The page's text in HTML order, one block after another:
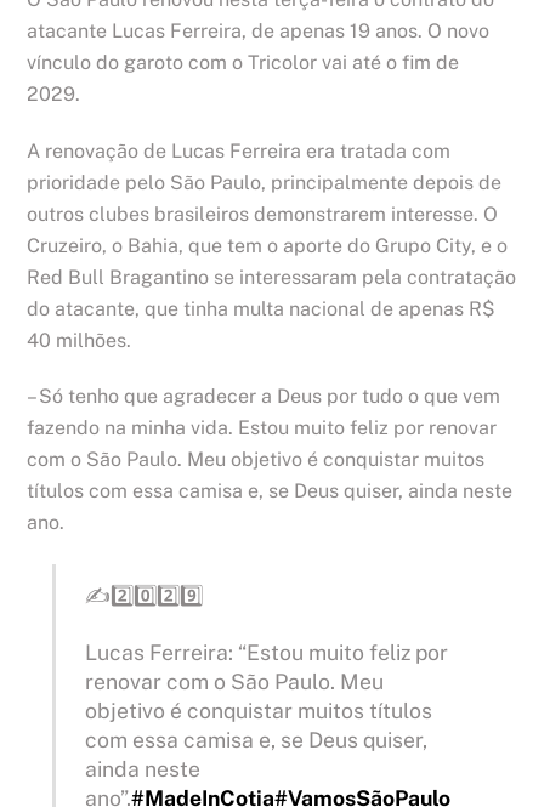
atacante Lucas Ferreira, de apenas 19 anos. O novo
vínculo do garoto com o Tricolor vai até o fim de
2029.
A renovação de Lucas Ferreira era tratada com
prioridade pelo São Paulo, principalmente depois de
outros clubes brasileiros demonstrarem interesse. O
Cruzeiro, o Bahia, que tem o aporte do Grupo City, e o
Red Bull Bragantino se interessaram pela contratação
do atacante, que tinha multa nacional de apenas R$
40 milhões.
– Só tenho que agradecer a Deus por tudo o que vem
fazendo na minha vida. Estou muito feliz por renovar
com o São Paulo. Meu objetivo é conquistar muitos
títulos com essa camisa e, se Deus quiser, ainda neste
ano.
✍️2️⃣0️⃣2️⃣9️⃣
Lucas Ferreira: “Estou muito feliz por
renovar com o São Paulo. Meu
objetivo é conquistar muitos títulos
com essa camisa e, se Deus quiser,
ainda neste
ano”.#MadeInCotia#VamosSãoPaulo